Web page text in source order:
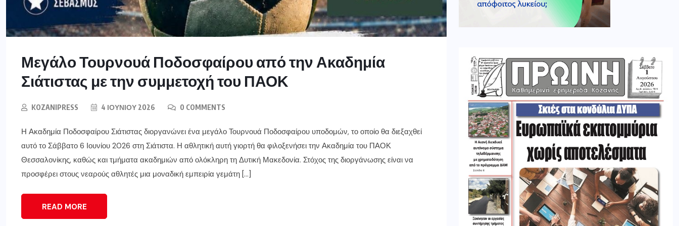
Μεγάλο Τουρνουά Ποδοσφαίρου από την Ακαδημία
Σιάτιστας με την συμμετοχή του ΠΑΟΚ
KOZANIPRESS 4 ΙΟΥΝΊΟΥ 2026 0 COMMENTS
Η Ακαδημία Ποδοσφαίρου Σιάτιστας διοργανώνει ένα μεγάλο Τουρνουά Ποδοσφαίρου υποδομών, το οποίο θα διεξαχθεί
αυτό το Σάββατο 6 Ιουνίου 2026 στη Σιάτιστα. Η αθλητική αυτή γιορτή θα φιλοξενήσει την Ακαδημία του ΠΑΟΚ
Θεσσαλονίκης, καθώς και τμήματα ακαδημιών από ολόκληρη τη Δυτική Μακεδονία. Στόχος της διοργάνωσης είναι να
προσφέρει στους νεαρούς αθλητές μια μοναδική εμπειρία γεμάτη […]
READ MORE